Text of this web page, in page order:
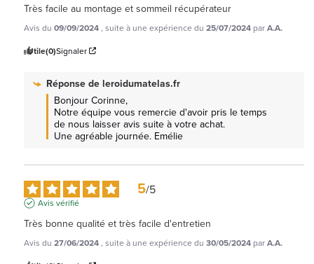
Très facile au montage et sommeil récupérateur
Avis du 09/09/2024, suite à une expérience du 25/07/2024 parA.A.
Utile(0)Signaler
Réponse deleroidumatelas.fr
Bonjour Corinne,
Notre équipe vous remercie d'avoir pris le temps
de nous laisser avis suite à votre achat.
Une agréable journée. Emélie
5/5
Avis vérifié
Très bonne qualité et très facile d'entretien
Avis du 27/06/2024, suite à une expérience du 30/05/2024 parA.A.